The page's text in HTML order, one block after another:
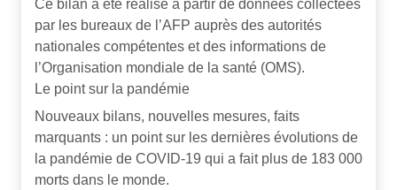
Ce bilan a été réalisé à partir de données collectées
par les bureaux de l’AFP auprès des autorités
nationales compétentes et des informations de
l’Organisation mondiale de la santé (OMS).
Le point sur la pandémie
Nouveaux bilans, nouvelles mesures, faits
marquants : un point sur les dernières évolutions de
la pandémie de COVID-19 qui a fait plus de 183 000
morts dans le monde.